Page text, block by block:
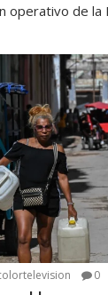
operativo de la
0